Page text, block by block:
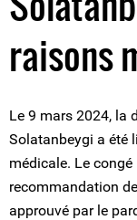
raisons
Le 9 mars 2024, la
Solatanbeygi a été
médicale. Le
recommandation
approuvé par le